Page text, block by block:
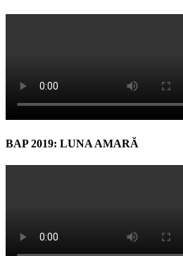
BAP 2019: LUNA AMARĂ